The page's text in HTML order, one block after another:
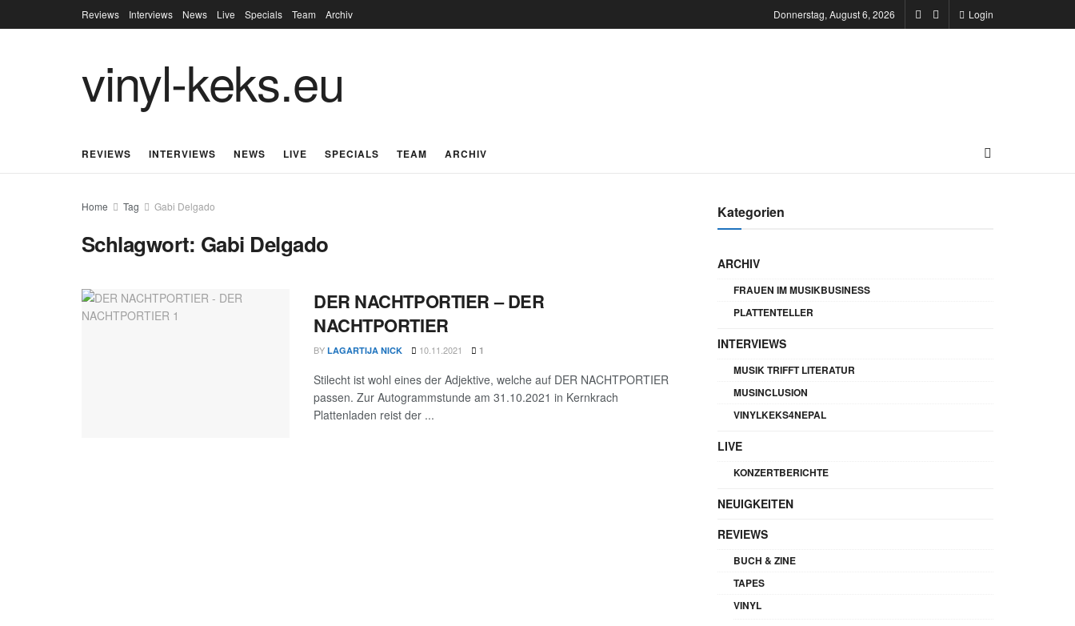
Reviews Interviews News Live Specials Team Archiv Donnerstag, August 6, 2026 Login
vinyl-keks.eu
REVIEWS INTERVIEWS NEWS LIVE SPECIALS TEAM ARCHIV
Home Tag Gabi Delgado
Schlagwort: Gabi Delgado
DER NACHTPORTIER – DER
NACHTPORTIER
BY LAGARTIJA NICK 10.11.2021 1
Stilecht ist wohl eines der Adjektive, welche auf DER NACHTPORTIER
passen. Zur Autogrammstunde am 31.10.2021 in Kernkrach
Plattenladen reist der ...
Kategorien
ARCHIV
FRAUEN IM MUSIKBUSINESS
PLATTENTELLER
INTERVIEWS
MUSIK TRIFFT LITERATUR
MUSINCLUSION
VINYLKEKS4NEPAL
LIVE
KONZERTBERICHTE
NEUIGKEITEN
REVIEWS
BUCH & ZINE
TAPES
VINYL